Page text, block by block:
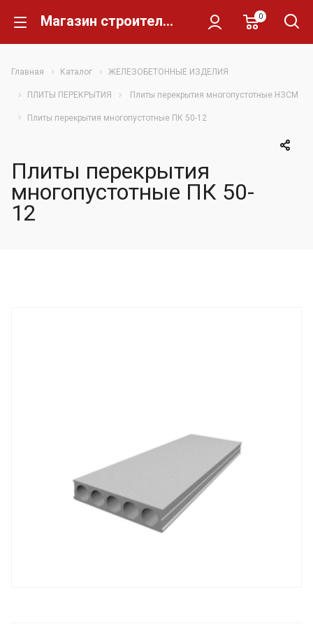
Магазин строительных материалов Склад Кирпича 0
Главная Каталог ЖЕЛЕЗОБЕТОННЫЕ ИЗДЕЛИЯ
ПЛИТЫ ПЕРЕКРЫТИЯ Плиты перекрытия многопустотные НЗСМ
Плиты перекрытия многопустотные ПК 50-12
Плиты перекрытия
многопустотные ПК 50-
12